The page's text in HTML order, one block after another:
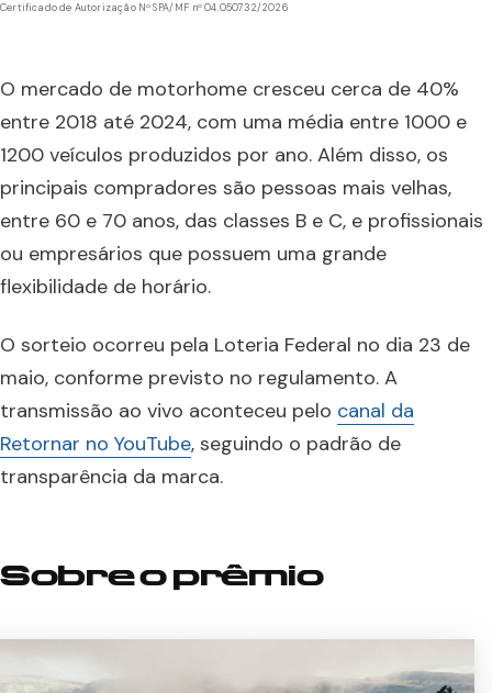
Certificado de Autorização Nº SPA/MF nº 04.050732/2026
O mercado de motorhome cresceu cerca de 40%
entre 2018 até 2024, com uma média entre 1000 e
1200 veículos produzidos por ano. Além disso, os
principais compradores são pessoas mais velhas,
entre 60 e 70 anos, das classes B e C, e profissionais
ou empresários que possuem uma grande
flexibilidade de horário.
O sorteio ocorreu pela Loteria Federal no dia 23 de
maio, conforme previsto no regulamento. A
transmissão ao vivo aconteceu pelo canal da
Retornar no YouTube, seguindo o padrão de
transparência da marca.
Sobre o prêmio